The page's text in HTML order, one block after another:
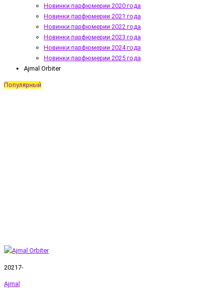
Новинки парфюмерии 2020 года
Новинки парфюмерии 2021 года
Новинки парфюмерии 2022 года
Новинки парфюмерии 2023 года
Новинки парфюмерии 2024 года
Новинки парфюмерии 2025 года
Ajmal Orbiter
Популярный
20217-
Ajmal